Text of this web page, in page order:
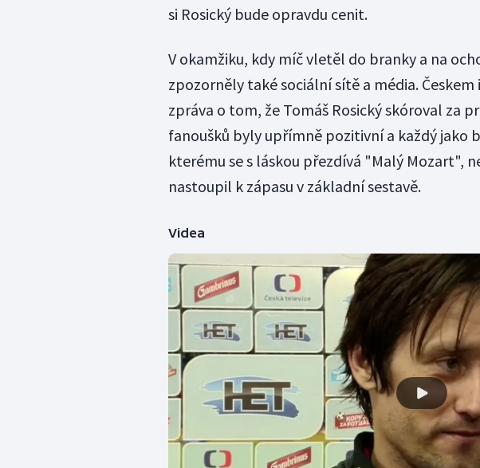
si Rosický bude opravdu cenit.
V okamžiku, kdy míč vletěl do branky a na
zpozorněly také sociální sítě a média.
zpráva o tom, že Tomáš Rosický skóroval za
fanoušků byly upřímně pozitivní a každý jako
kterému se s láskou přezdívá "Malý Mozart",
nastoupil k zápasu v základní sestavě.
Videa